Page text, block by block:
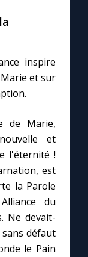
inspire
et sur
de Marie,
et
l'éternité !
est
la Parole
du
Ne devait-
défaut
le Pain